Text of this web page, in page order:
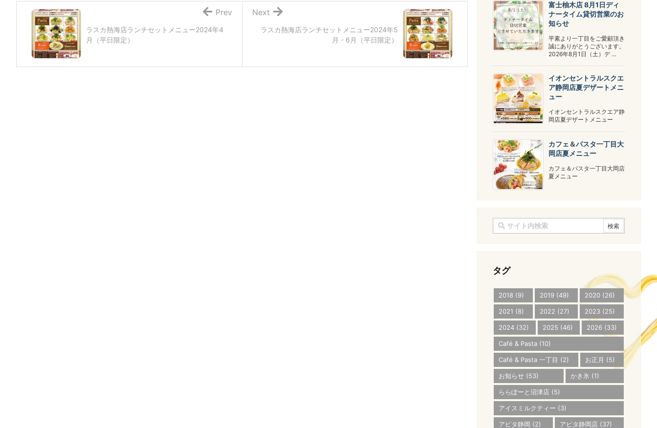
ラスカ熱海店ランチセットメニュー2024年5
月・6月（平日限定）
Next
ラスカ熱海店ランチセットメニュー2024年4
月（平日限定）
Prev
富士柚木店 8月1日ディ
ナータイム貸切営業のお
知らせ
平素より一丁目をご愛顧頂き
誠にありがとうございます。
2026年8月1日（土）デ ...
イオンセントラルスクエ
ア静岡店夏デザートメニ
ュー
イオンセントラルスクエア静
岡店夏デザートメニュー
カフェ＆パスタ一丁目大
岡店夏メニュー
カフェ＆パスタ一丁目大岡店
夏メニュー
タグ
2018 (9) 2019 (49) 2020 (26)
2021 (8) 2022 (27) 2023 (25)
2024 (32) 2025 (46) 2026 (33)
Café & Pasta (10)
Café & Pasta 一丁目 (2) お正月 (5)
お知らせ (53) かき氷 (1)
ららぽーと沼津店 (5)
アイスミルクティー (3)
アピタ静岡 (2) アピタ静岡店 (37)